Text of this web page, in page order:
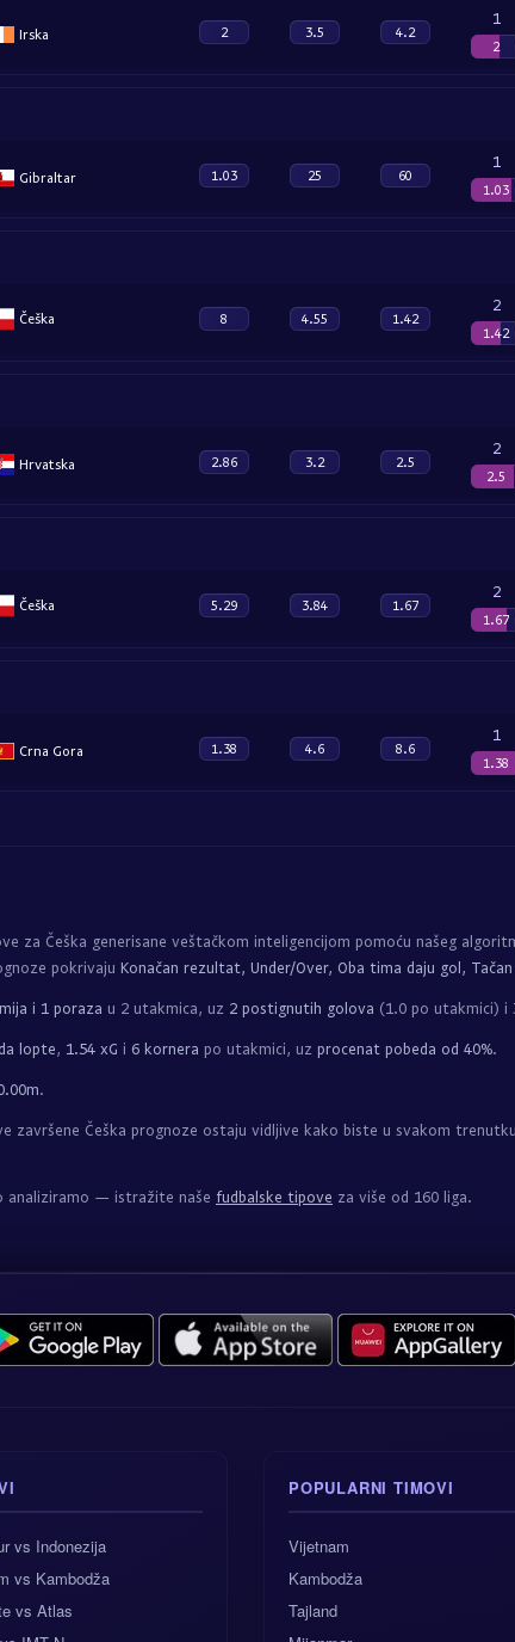
Irska 2 3.5 4.2
1
2
Gibraltar 1.03 25 60
1
1.03
Češka 8 4.55 1.42
2
1.42
Hrvatska 2.86 3.2 2.5
2
2.5
Češka 5.29 3.84 1.67
2
1.67
Crna Gora 1.38 4.6 8.6
1
1.38
za Češka generisane veštačkom inteligencijom pomoću našeg
pokrivaju Konačan rezultat, Under/Over, Oba tima daju gol,
i 1 poraza u 2 utakmica, uz 2 postignutih golova (1.0 po utakmici) i
lopte, 1.54 xG i 6 kornera po utakmici, uz procenat pobeda od 40%.
.
završene Češka prognoze ostaju vidljive kako biste u svakom
analiziramo — istražite naše fudbalske tipove za više od 160 liga.
vs Indonezija
vs Kambodža
vs Atlas
POPULARNI TIMOVI
Vijetnam
Kambodža
Tajland